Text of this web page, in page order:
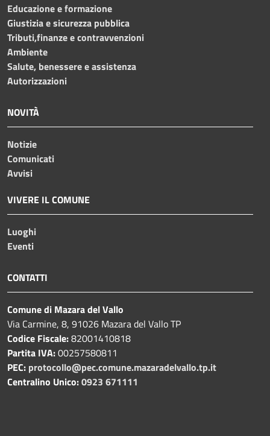
Educazione e formazione
Giustizia e sicurezza pubblica
Tributi,finanze e contravvenzioni
Ambiente
Salute, benessere e assistenza
Autorizzazioni
NOVITÀ
Notizie
Comunicati
Avvisi
VIVERE IL COMUNE
Luoghi
Eventi
CONTATTI
Comune di Mazara del Vallo
Via Carmine, 8, 91026 Mazara del Vallo TP
Codice Fiscale:82001410818
Partita IVA:00257580811
PEC: protocollo@pec.comune.mazaradelvallo.tp.it
Centralino Unico:0923 671111